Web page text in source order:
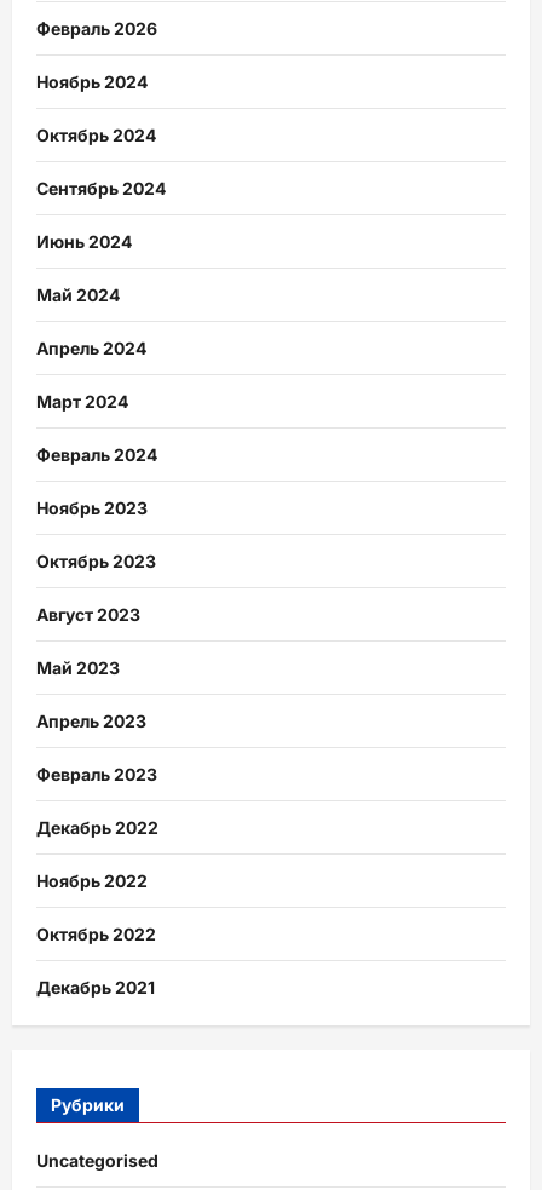
Февраль 2026
Ноябрь 2024
Октябрь 2024
Сентябрь 2024
Июнь 2024
Май 2024
Апрель 2024
Март 2024
Февраль 2024
Ноябрь 2023
Октябрь 2023
Август 2023
Май 2023
Апрель 2023
Февраль 2023
Декабрь 2022
Ноябрь 2022
Октябрь 2022
Декабрь 2021
Рубрики
Uncategorised